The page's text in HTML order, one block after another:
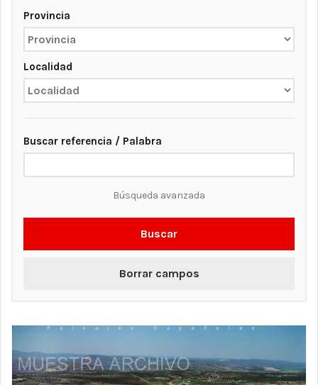
Provincia
Localidad
Buscar referencia / Palabra
Búsqueda avanzada
Buscar
Borrar campos